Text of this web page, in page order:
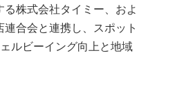
株式会社タイミー、およ
合会と連携し、スポット
ルビーイング向上と地域